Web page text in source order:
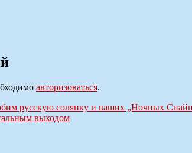
авторизоваться.
русскую солянку и ваших „Ночных
выходом